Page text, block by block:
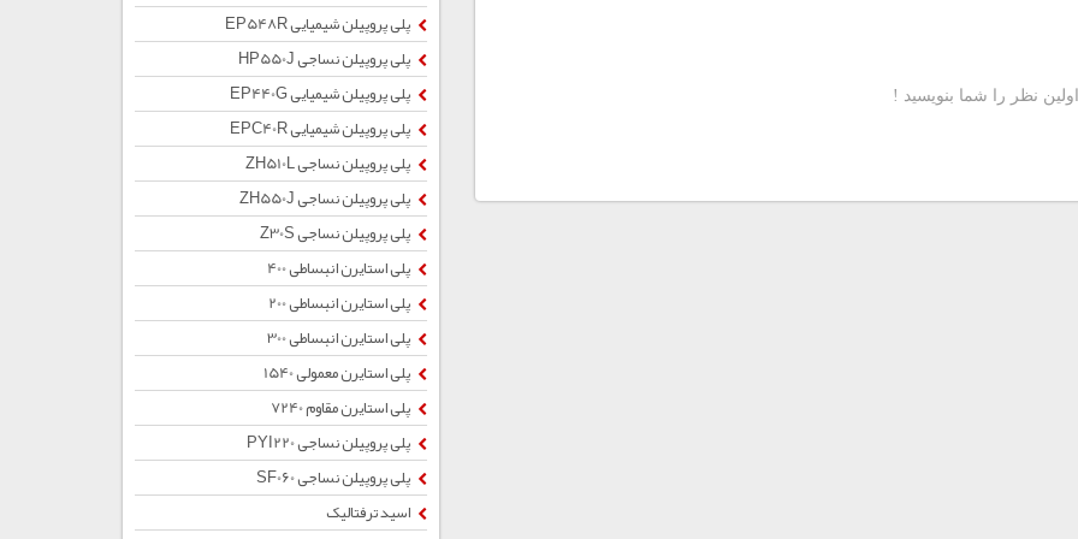
پلی پروپیلن شیمیایی EP548R
پلی پروپیلن نساجی HP550J
پلی پروپیلن شیمیایی EP440G
پلی پروپیلن شیمیایی EPC40R
پلی پروپیلن نساجی ZH510L
پلی پروپیلن نساجی ZH550J
پلی پروپیلن نساجی Z30S
پلی استایرن انبساطی 400
پلی استایرن انبساطی 200
پلی استایرن انبساطی 300
پلی استایرن معمولی 1540
پلی استایرن مقاوم 7240
پلی پروپیلن نساجی PYI220
پلی پروپیلن نساجی SF060
اسید ترفتالیک